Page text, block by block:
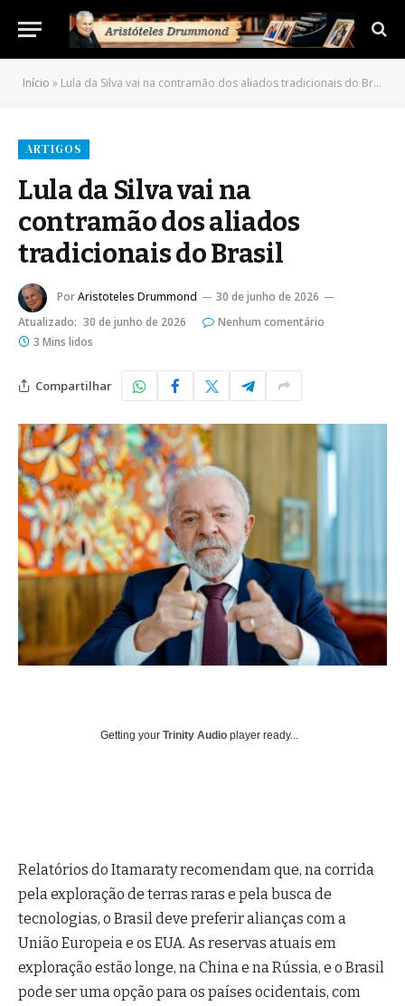
Início » Lula da Silva vai na contramão dos aliados tradicionais do Brasil
ARTIGOS
Lula da Silva vai na
contramão dos aliados
tradicionais do Brasil
PorAristoteles Drummond
30 de junho de 2026
Atualizado: 30 de junho de 2026
Nenhum comentário
3 Mins lidos
Compartilhar
Getting your Trinity Audio player ready...
Relatórios do Itamaraty recomendam que, na corrida
pela exploração de terras raras e pela busca de
tecnologias, o Brasil deve preferir alianças com a
União Europeia e os EUA. As reservas atuais em
exploração estão longe, na China e na Rússia, e o Brasil
pode ser uma opção para os países ocidentais, com